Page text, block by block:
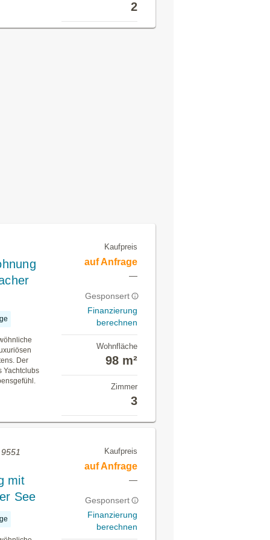
2
Der
Yachtclubs
Kaufpreis
auf Anfrage
—
Gesponsert
Finanzierung
berechnen
Wohnfläche
98 m²
Zimmer
3
mit
See
Kaufpreis
auf Anfrage
—
Gesponsert
Finanzierung
berechnen